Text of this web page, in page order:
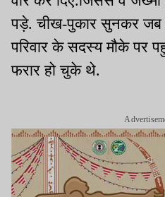
पड़े. चीख-पुकार सुनकर जब
परिवार के सदस्य मौके पर
फरार हो चुके थे.